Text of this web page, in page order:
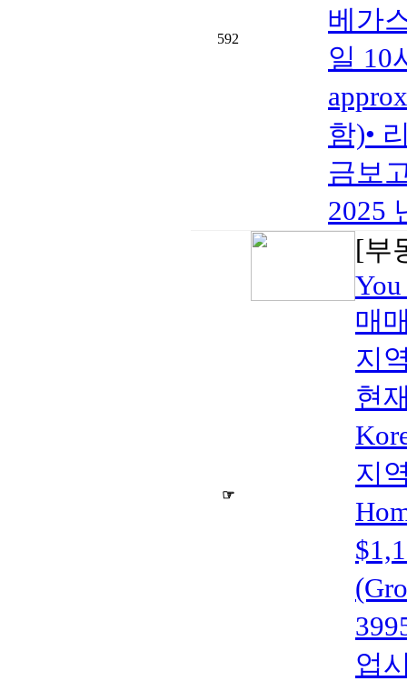
592
베가
일 10
함)•
금보
2025
☞
[부
매
지
현
지
업